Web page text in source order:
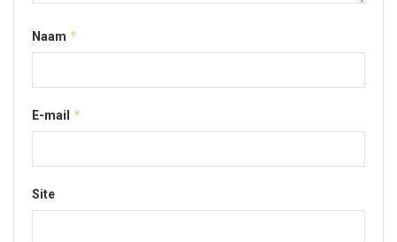
Naam *
E-mail *
Site